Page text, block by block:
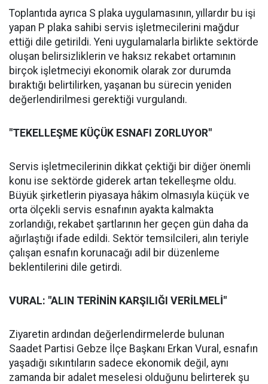
Toplantıda ayrıca S plaka uygulamasının, yıllardır bu işi
yapan P plaka sahibi servis işletmecilerini mağdur
ettiği dile getirildi. Yeni uygulamalarla birlikte sektörde
oluşan belirsizliklerin ve haksız rekabet ortamının
birçok işletmeciyi ekonomik olarak zor durumda
bıraktığı belirtilirken, yaşanan bu sürecin yeniden
değerlendirilmesi gerektiği vurgulandı.
"TEKELLEŞME KÜÇÜK ESNAFI ZORLUYOR"
Servis işletmecilerinin dikkat çektiği bir diğer önemli
konu ise sektörde giderek artan tekelleşme oldu.
Büyük şirketlerin piyasaya hâkim olmasıyla küçük ve
orta ölçekli servis esnafının ayakta kalmakta
zorlandığı, rekabet şartlarının her geçen gün daha da
ağırlaştığı ifade edildi. Sektör temsilcileri, alın teriyle
çalışan esnafın korunacağı adil bir düzenleme
beklentilerini dile getirdi.
VURAL: "ALIN TERİNİN KARŞILIĞI VERİLMELİ"
Ziyaretin ardından değerlendirmelerde bulunan
Saadet Partisi Gebze İlçe Başkanı Erkan Vural, esnafın
yaşadığı sıkıntıların sadece ekonomik değil, aynı
zamanda bir adalet meselesi olduğunu belirterek şu